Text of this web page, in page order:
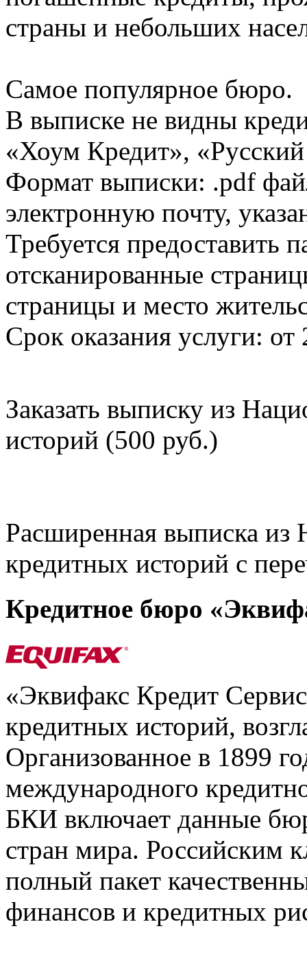
страны и небольших
Самое популярное бюро.
В выписке не видны
«Хоум Кредит»,
Формат выписки: .pdf
электронную почту,
Требуется предоставить
отсканированные
страницы и место
Срок оказания услуги: от
Заказать выписку из
историй (500 руб.)
Расширенная выписка из
кредитных историй с
Кредитное бюро
«Эквифакс Кредит
кредитных историй,
Организованное в 1899
международного
БКИ включает данные
стран мира. Российским
полный пакет
финансов и кредитных